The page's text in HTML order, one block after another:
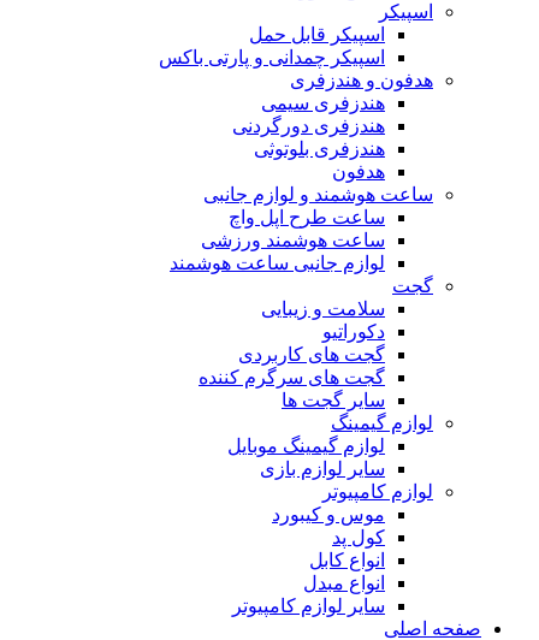
اسپیکر
اسپیکر قابل حمل
اسپیکر چمدانی و پارتی باکس
هدفون و هندزفری
هندزفری سیمی
هندزفری دورگردنی
هندزفری بلوتوثی
هدفون
ساعت هوشمند و لوازم جانبی
ساعت طرح اپل واچ
ساعت هوشمند ورزشی
لوازم جانبی ساعت هوشمند
گجت
سلامت و زیبایی
دکوراتیو
گجت های کاربردی
گجت های سرگرم کننده
سایر گجت ها
لوازم گیمینگ
لوازم گیمینگ موبایل
سایر لوازم بازی
لوازم کامپیوتر
موس و کیبورد
کول پد
انواع کابل
انواع مبدل
سایر لوازم کامپیوتر
صفحه اصلی